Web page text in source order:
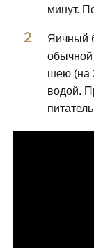
минут.
Яичный
обычной
шею (на
водой.